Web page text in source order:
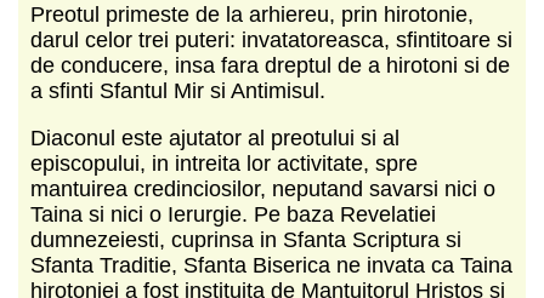
Preotul primeste de la arhiereu, prin hirotonie,
darul celor trei puteri: invatatoreasca, sfintitoare si
de conducere, insa fara dreptul de a hirotoni si de
a sfinti Sfantul Mir si Antimisul.
Diaconul este ajutator al preotului si al
episcopului, in intreita lor activitate, spre
mantuirea credinciosilor, neputand savarsi nici o
Taina si nici o Ierurgie. Pe baza Revelatiei
dumnezeiesti, cuprinsa in Sfanta Scriptura si
Sfanta Traditie, Sfanta Biserica ne invata ca Taina
hirotoniei a fost instituita de Mantuitorul Hristos si